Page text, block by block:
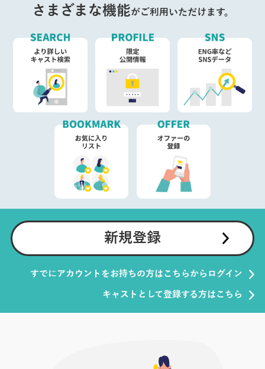
さまざまな機能がご利用いただけます。
新規登録
すでにアカウントをお持ちの方はこちらからログイン
キャストとして登録する方はこちら